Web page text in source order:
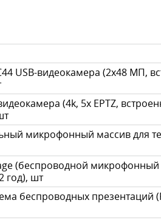
USB-видеокамера (2х48 МП,
(4k, 5x EPTZ,
микрофонный массив для
(беспроводной
год), шт
беспроводных презентаций